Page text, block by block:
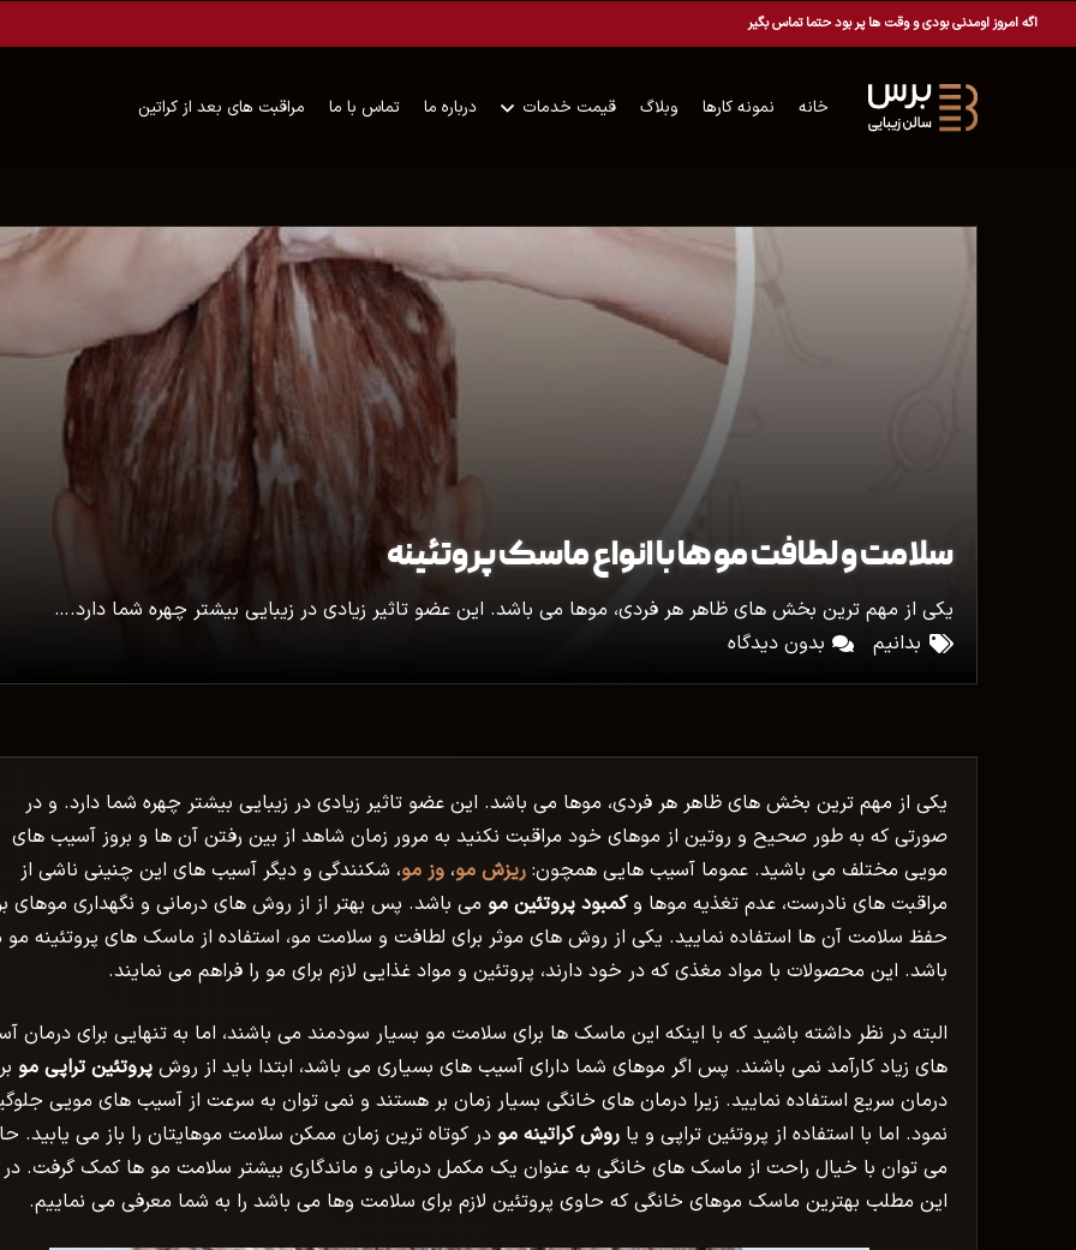
اگه امروز اومدنی بودی و وقت ها پر بود حتما تماس بگیر
خانه نمونه کارها وبلاگ قیمت خدمات درباره ما تماس با ما مراقبت های بعد از کراتین
سلامت و لطافت مو ها با انواع ماسک پروتئینه
یکی از مهم ترین بخش های ظاهر هر فردی، موها می باشد. این عضو تاثیر زیادی در زیبایی بیشتر چهره شما دارد.…
بدانیم
بدون دیدگاه
یکی از مهم ترین بخش های ظاهر هر فردی، موها می باشد. این عضو تاثیر زیادی در زیبایی بیشتر چهره شما دارد. و در
صورتی که به طور صحیح و روتین از موهای خود مراقبت نکنید به مرور زمان شاهد از بین رفتن آن ها و بروز آسیب های
مویی مختلف می باشید. عموما آسیب هایی همچون: ریزش مو، وز مو، شکنندگی و دیگر آسیب های این چنینی ناشی از
مراقبت های نادرست، عدم تغذیه موها وکمبود پروتئین مو می باشد. پس بهتر از از روش های درمانی و نگهداری موهای
حفظ سلامت آن ها استفاده نمایید. یکی از روش های موثر برای لطافت و سلامت مو، استفاده از ماسک های پروتئینه
باشد. این محصولات با مواد مغذی که در خود دارند، پروتئین و مواد غذایی لازم برای مو را فراهم می نمایند.
البته در نظر داشته باشید که با اینکه این ماسک ها برای سلامت مو بسیار سودمند می باشند، اما به تنهایی برای درمان
های زیاد کارآمد نمی باشند. پس اگر موهای شما دارای آسیب های بسیاری می باشد، ابتدا باید از روش پروتئین تراپی مو
درمان سریع استفاده نمایید. زیرا درمان های خانگی بسیار زمان بر هستند و نمی توان به سرعت از آسیب های مویی
نمود. اما با استفاده از پروتئین تراپی و یا روش کراتینه مو در کوتاه ترین زمان ممکن سلامت موهایتان را باز می یابید.
می توان با خیال راحت از ماسک های خانگی به عنوان یک مکمل درمانی و ماندگاری بیشتر سلامت مو ها کمک گرفت. در
این مطلب بهترین ماسک موهای خانگی که حاوی پروتئین لازم برای سلامت وها می باشد را به شما معرفی می نماییم.